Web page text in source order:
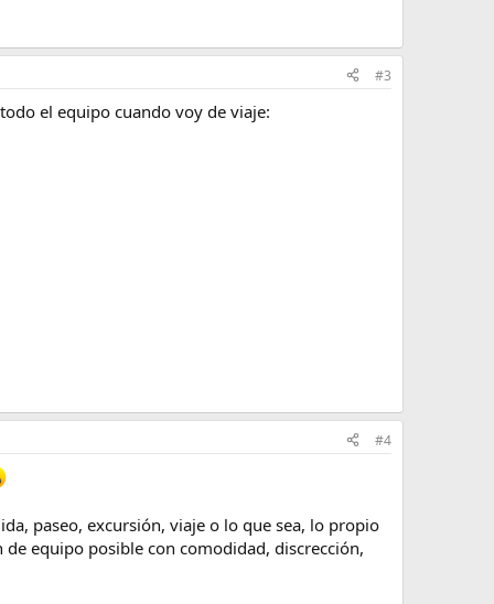
#3
el equipo cuando voy de viaje:
#4
paseo, excursión, viaje o lo que sea, lo propio
equipo posible con comodidad, discrección,